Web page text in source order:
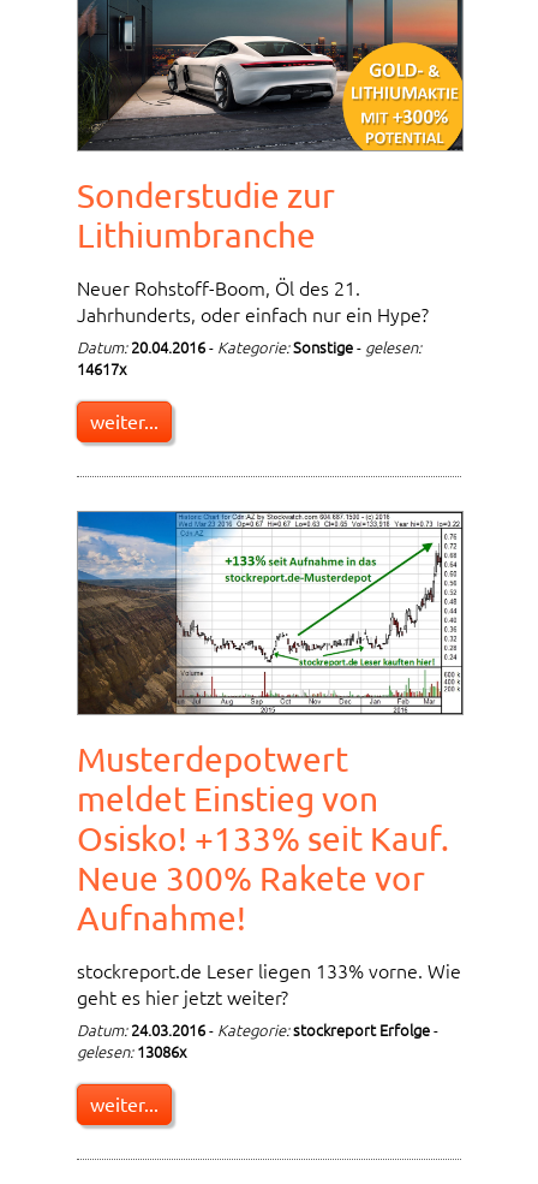
Sonderstudie zur
Lithiumbranche
Neuer Rohstoff-Boom, Öl des 21.
Jahrhunderts, oder einfach nur ein Hype?
Datum: 20.04.2016- Kategorie:Sonstige- gelesen:
14617x
weiter...
Musterdepotwert
meldet Einstieg von
Osisko! +133% seit Kauf.
Neue 300% Rakete vor
Aufnahme!
stockreport.de Leser liegen 133% vorne. Wie
geht es hier jetzt weiter?
Datum: 24.03.2016- Kategorie:stockreport Erfolge-
gelesen: 13086x
weiter...